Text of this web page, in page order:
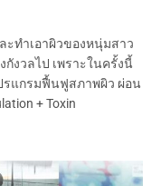
ทำเอาผิวของหนุ่มสาว
งวลไป เพราะในครั้งนี้
รแกรมฟื้นฟูสภาพผิว ผ่อน
+ Toxin